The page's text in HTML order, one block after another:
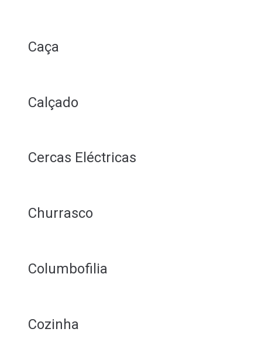
Caça
Calçado
Cercas Eléctricas
Churrasco
Columbofilia
Cozinha